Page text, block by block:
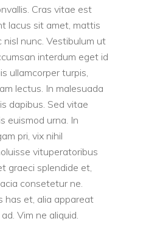
Cras vitae est
lacus sit amet, mattis
nisl nunc. Vestibulum ut
interdum eget id
ullamcorper turpis,
lectus. In malesuada
dapibus. Sed vitae
euismod urna. In
pri, vix nihil
vituperatoribus
graeci splendide et,
consetetur ne.
has et, alia appareat
Vim ne aliquid.